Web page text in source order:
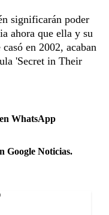
significarán poder
ahora que ella y su
en 2002, acaban
'Secret in Their
WhatsApp
Google Noticias.